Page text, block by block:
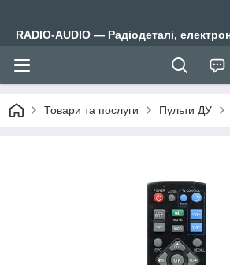
RADIO-AUDIO — Радіодеталі,
Товари та послуги Пульти ДУ